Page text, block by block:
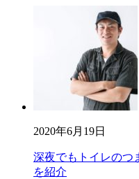
2020年6月19日
深夜でもトイレのつ
を紹介